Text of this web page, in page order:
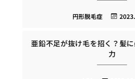
円形脱毛症
亜鉛不足が抜け毛を招く？髪
力